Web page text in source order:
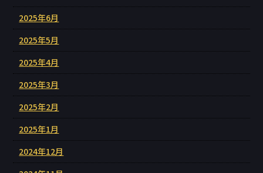
2025年6月
2025年5月
2025年4月
2025年3月
2025年2月
2025年1月
2024年12月